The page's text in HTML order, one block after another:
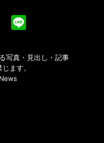
写真・見出し・記事
ます。